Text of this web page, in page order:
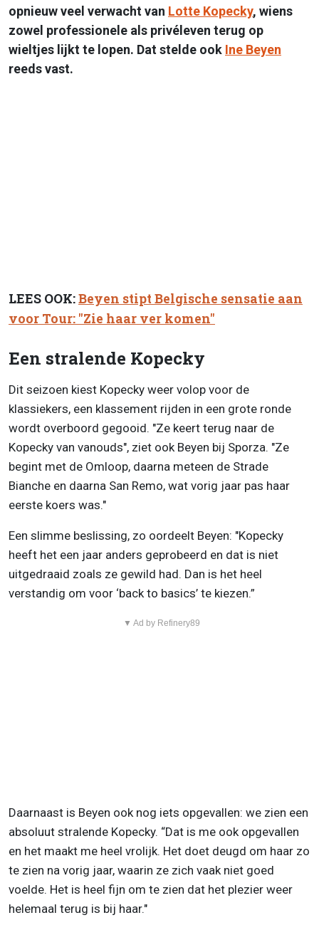
opnieuw veel verwacht van Lotte Kopecky, wiens
zowel professionele als privéleven terug op
wieltjes lijkt te lopen. Dat stelde ook Ine Beyen
reeds vast.
LEES OOK:Beyen stipt Belgische sensatie aan
voor Tour: "Zie haar ver komen"
Een stralende Kopecky
Dit seizoen kiest Kopecky weer volop voor de
klassiekers, een klassement rijden in een grote ronde
wordt overboord gegooid. "Ze keert terug naar de
Kopecky van vanouds", ziet ook Beyen bij Sporza. "Ze
begint met de Omloop, daarna meteen de Strade
Bianche en daarna San Remo, wat vorig jaar pas haar
eerste koers was."
Een slimme beslissing, zo oordeelt Beyen: "Kopecky
heeft het een jaar anders geprobeerd en dat is niet
uitgedraaid zoals ze gewild had. Dan is het heel
verstandig om voor ‘back to basics’ te kiezen.”
▼ Ad by Refinery89
Daarnaast is Beyen ook nog iets opgevallen: we zien een
absoluut stralende Kopecky. “Dat is me ook opgevallen
en het maakt me heel vrolijk. Het doet deugd om haar zo
te zien na vorig jaar, waarin ze zich vaak niet goed
voelde. Het is heel fijn om te zien dat het plezier weer
helemaal terug is bij haar."